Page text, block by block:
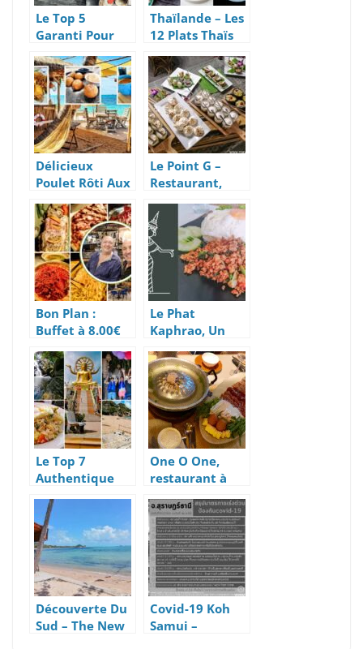
Le Top 5
Garanti Pour
Une Saint-
Valentin 2021
Réussie
Thaïlande – Les
12 Plats Thaïs
Les Plus
Succulents
Délicieux
Poulet Rôti Aux
Herbes – Hug
Samui Un
Pittoresque
Restaurant
Thaï De Plage
Le Point G –
Restaurant,
Traiteur et
Chef à Domicile
Bon Plan :
Buffet à 8.00€
Tous Les Lundis
à Koh Samui
Le Phat
Kaphrao, Un
Véritable Plat
Populaire Thaï
Le Top 7
Authentique
Des Activités
2021 À Koh
Samui
One O One,
restaurant à
Lamai Beach
Découverte Du
Sud – The New
Covid-19 Koh
Samui –